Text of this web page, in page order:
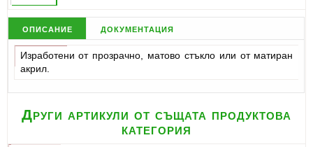
описание документация
Изработени от прозрачно, матово стъкло или от матиран
акрил.
Други артикули от същата продуктова
категория